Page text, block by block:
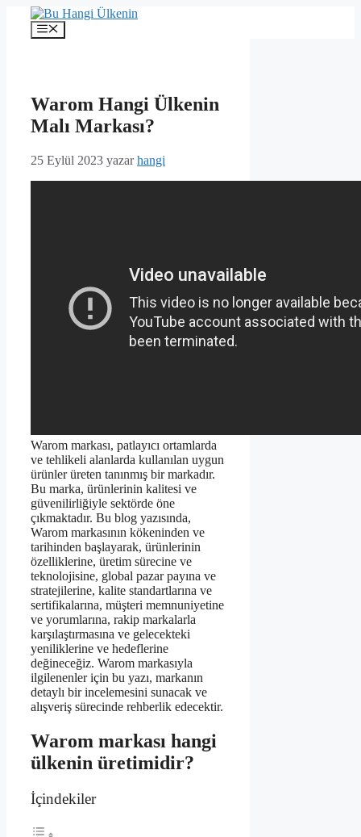
İçeriğe
Menü
Warom Hangi Ülkenin
Malı Markası?
25 Eylül 2023 yazarhangi
Warom markası, patlayıcı ortamlarda
ve tehlikeli alanlarda kullanılan uygun
ürünler üreten tanınmış bir markadır.
Bu marka, ürünlerinin kalitesi ve
güvenilirliğiyle sektörde öne
çıkmaktadır. Bu blog yazısında,
Warom markasının kökeninden ve
tarihinden başlayarak, ürünlerinin
özelliklerine, üretim sürecine ve
teknolojisine, global pazar payına ve
stratejilerine, kalite standartlarına ve
sertifikalarına, müşteri memnuniyetine
ve yorumlarına, rakip markalarla
karşılaştırmasına ve gelecekteki
yeniliklerine ve hedeflerine
değineceğiz. Warom markasıyla
ilgilenenler için bu yazı, markanın
detaylı bir incelemesini sunacak ve
alışveriş sürecinde rehberlik edecektir.
Warom markası hangi
ülkenin üretimidir?
İçindekiler